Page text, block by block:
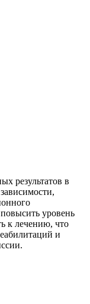
результатов в
уровень
к лечению, что
и